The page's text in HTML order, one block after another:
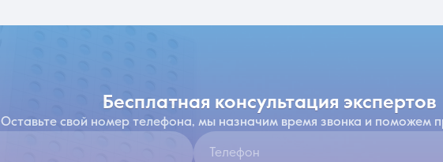
бесплатная консультация экспертов
Оставьте свой номер телефона, мы назначим время звонка и поможем
Телефон